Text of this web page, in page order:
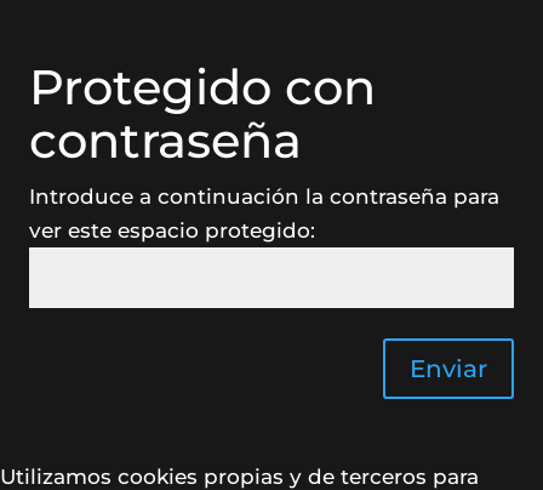
Protegido con
contraseña
Introduce a continuación la contraseña para
ver este espacio protegido:
Enviar
Utilizamos cookies propias y de terceros para